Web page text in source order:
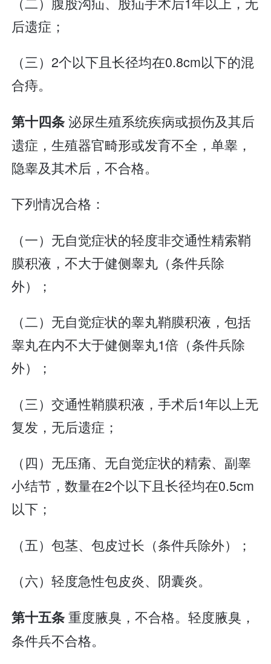
后遗症；
（三）2个以下且长径均在0.8cm以下的混
合痔。
第十四条泌尿生殖系统疾病或损伤及其后
遗症，生殖器官畸形或发育不全，单睾，
隐睾及其术后，不合格。
下列情况合格：
（一）无自觉症状的轻度非交通性精索鞘
膜积液，不大于健侧睾丸（条件兵除
外）；
（二）无自觉症状的睾丸鞘膜积液，包括
睾丸在内不大于健侧睾丸1倍（条件兵除
外）；
（三）交通性鞘膜积液，手术后1年以上无
复发，无后遗症；
（四）无压痛、无自觉症状的精索、副睾
小结节，数量在2个以下且长径均在0.5cm
以下；
（五）包茎、包皮过长（条件兵除外）；
（六）轻度急性包皮炎、阴囊炎。
第十五条重度腋臭，不合格。轻度腋臭，
条件兵不合格。